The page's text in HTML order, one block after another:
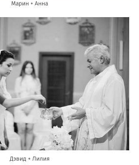
Марин + Анна
Дэвид + Лилия